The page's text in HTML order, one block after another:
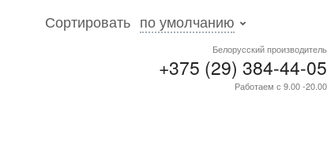
Белорусский производитель
+375 (29) 384-44-05
Работаем с 9.00 -20.00
Сортировать по умолчанию